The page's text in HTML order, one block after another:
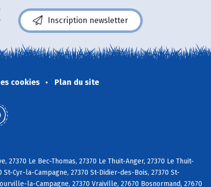
Inscription newsletter
cookies Plan du site
Le Bec-Thomas, 27370 Le Thuit-Anger, 27370 Le Thuit-
Cyr-la-Campagne, 27370 St-Didier-des-Bois, 27370 St-
la-Campagne, 27370 Vraiville, 27670 Bosnormand, 27670